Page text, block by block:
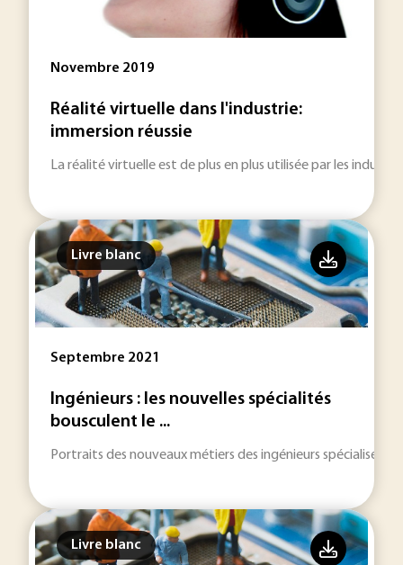
Novembre 2019
Réalité virtuelle dans l'industrie:
immersion réussie
La réalité virtuelle est de plus en plus utilisée par les
Livre blanc
Septembre 2021
Ingénieurs : les nouvelles spécialités
bousculent le ...
Portraits des nouveaux métiers des ingénieurs spécialisés
Livre blanc